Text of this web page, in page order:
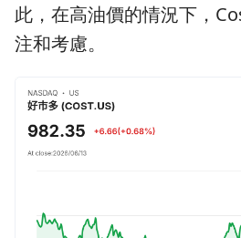
此，在高油價的情況下，
注和考慮。